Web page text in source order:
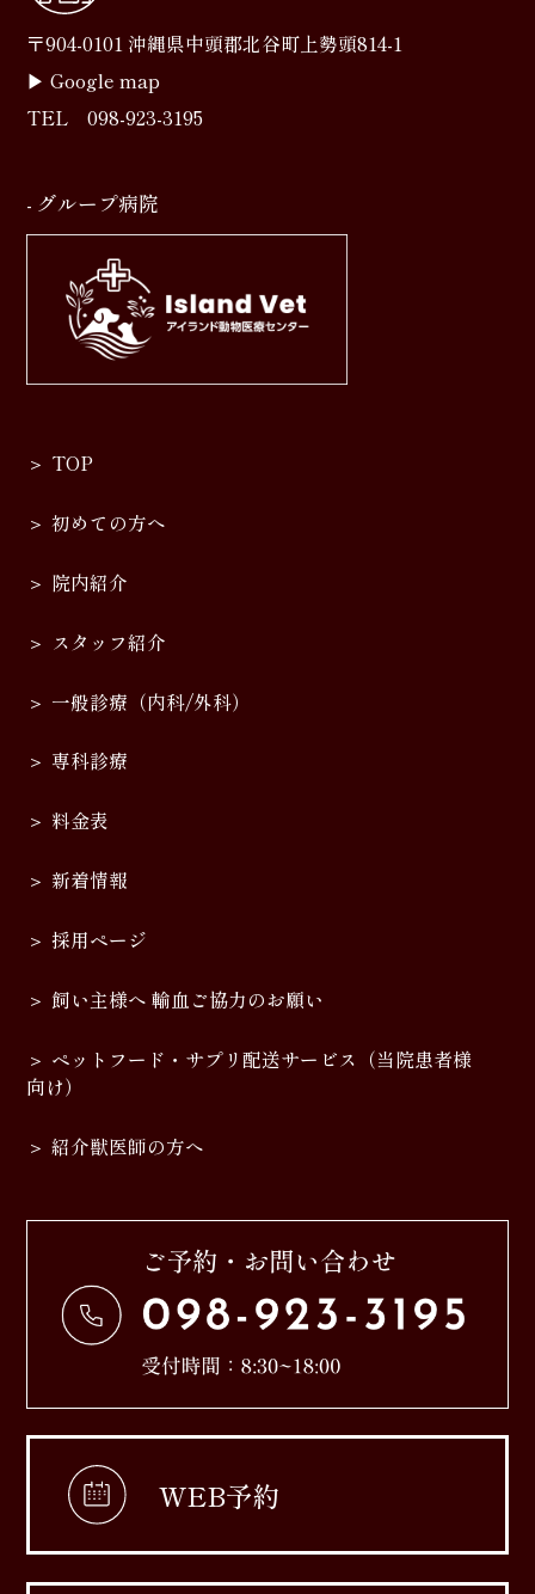
〒904-0101 沖縄県中頭郡北谷町上勢頭814-1
▶︎Google map
TEL098-923-3195
- グループ病院
TOP
初めての方へ
院内紹介
スタッフ紹介
一般診療（内科/外科）
専科診療
料金表
新着情報
採用ページ
飼い主様へ 輸血ご協力のお願い
ペットフード・サプリ配送サービス（当院患者様
向け）
紹介獣医師の方へ
WEB予約